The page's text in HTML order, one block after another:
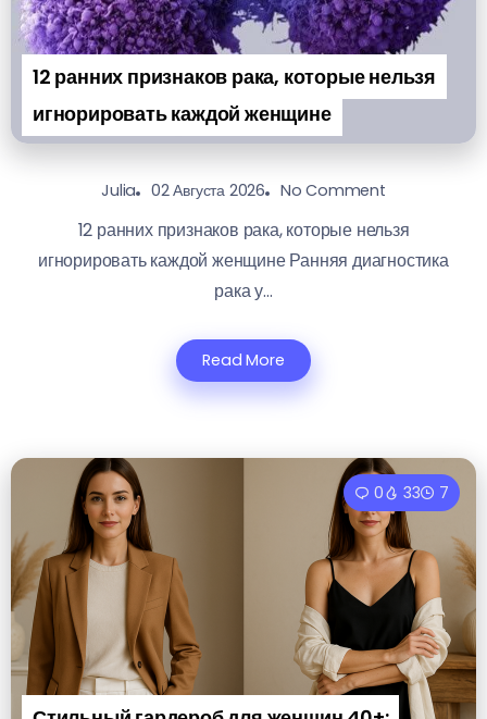
12 ранних признаков рака, которые нельзя
игнорировать каждой женщине
Julia 02 Августа 2026 No Comment
12 ранних признаков рака, которые нельзя
игнорировать каждой женщине Ранняя диагностика
рака у...
Read More
0 33 7